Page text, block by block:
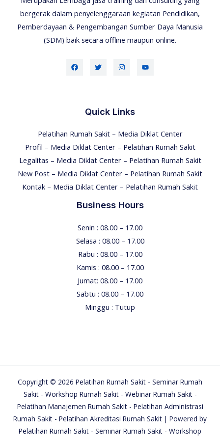
bergerak dalam penyelenggaraan kegiatan Pendidikan,
Pemberdayaan & Pengembangan Sumber Daya Manusia
(SDM) baik secara offline maupun online.
Quick Links
Pelatihan Rumah Sakit – Media Diklat Center
Profil – Media Diklat Center – Pelatihan Rumah Sakit
Legalitas – Media Diklat Center – Pelatihan Rumah Sakit
New Post – Media Diklat Center – Pelatihan Rumah Sakit
Kontak – Media Diklat Center – Pelatihan Rumah Sakit
Business Hours
Senin : 08.00 – 17.00
Selasa : 08.00 – 17.00
Rabu : 08.00 – 17.00
Kamis : 08.00 – 17.00
Jumat: 08.00 – 17.00
Sabtu : 08.00 – 17.00
Minggu : Tutup
Copyright © 2026 Pelatihan Rumah Sakit - Seminar Rumah
Sakit - Workshop Rumah Sakit - Webinar Rumah Sakit -
Pelatihan Manajemen Rumah Sakit - Pelatihan Administrasi
Rumah Sakit - Pelatihan Akreditasi Rumah Sakit | Powered by
Pelatihan Rumah Sakit - Seminar Rumah Sakit - Workshop